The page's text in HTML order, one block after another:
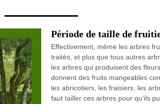
Période de taille de
Effectivement, même les arbres
traités, et plus que tous autres
les arbres qui produisent des
donnent des fruits mangeables
les abricotiers, les fraisiers, les
faut tailler ces arbres pour qu’ils